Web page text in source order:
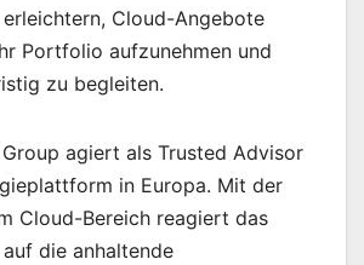
erleichtern, Cloud-Angebote
Portfolio aufzunehmen und
zu begleiten.
agiert als Trusted Advisor
in Europa. Mit der
Cloud-Bereich reagiert das
die anhaltende